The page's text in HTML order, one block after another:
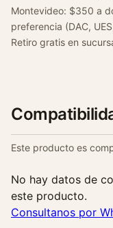
Montevideo: $350 a
preferencia (DAC,
Retiro gratis en
Este producto es
No hay datos de
este producto.
Consultanos por